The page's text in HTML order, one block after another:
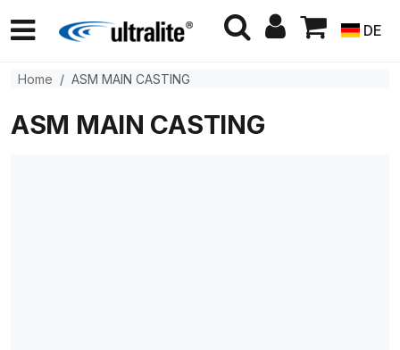
DE
Home ASM MAIN CASTING
ASM MAIN CASTING